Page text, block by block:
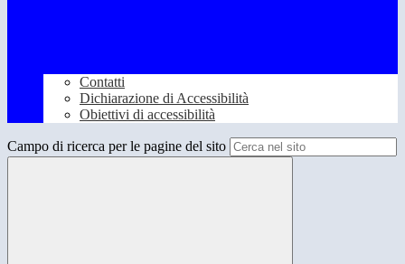
Contatti
Dichiarazione di Accessibilità
Obiettivi di accessibilità
Campo di ricerca per le pagine del sito